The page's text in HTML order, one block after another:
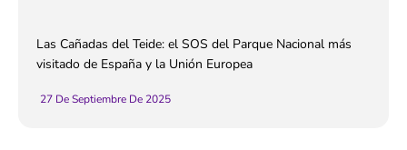
Las Cañadas del Teide: el SOS del Parque Nacional más
visitado de España y la Unión Europea
27 De Septiembre De 2025